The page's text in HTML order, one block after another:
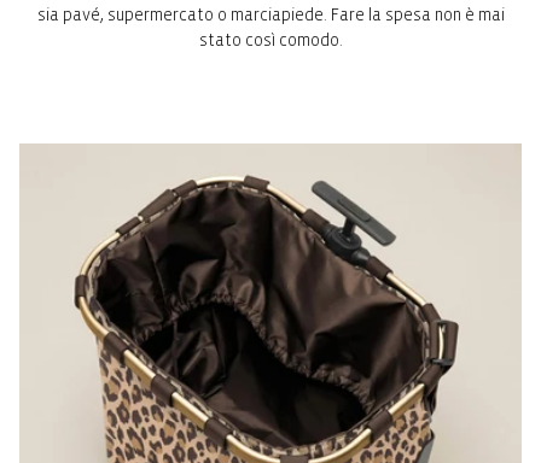
sia pavé, supermercato o marciapiede. Fare la spesa non è mai
stato così comodo.